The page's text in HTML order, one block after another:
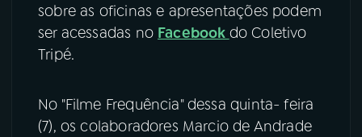
TikTok
sobre as oficinas e apresentações podem
ser acessadas no Facebook do Coletivo
Tripé.
No "Filme Frequência" dessa quinta- feira
(7), os colaboradores Marcio de Andrade